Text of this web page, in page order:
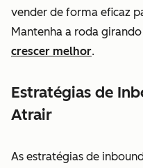
vender de forma eficaz
Mantenha a roda
crescer melhor.
Estratégias de
Atrair
As estratégias de